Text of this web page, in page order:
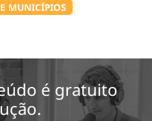
MUNICÍPIOS
é gratuito